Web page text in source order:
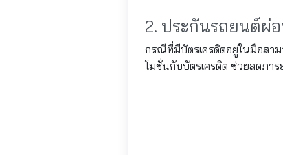
2. ประกันรถยนต์ผ่
กรณีที่มีบัตรเครดิตอยู่ในมือสา
โมชั่นกับบัตรเครดิต ช่วยลดภาร